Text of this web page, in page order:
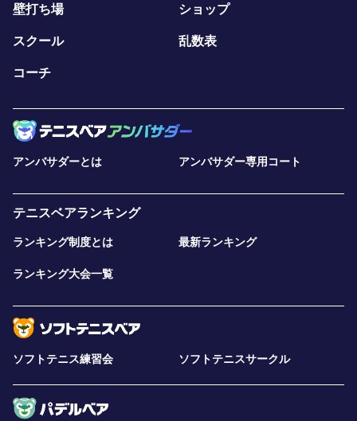
壁打ち場 ショップ
スクール 乱数表
コーチ
アンバサダーとは アンバサダー専用コート
テニスベアランキング
ランキング制度とは 最新ランキング
ランキング大会一覧
ソフトテニス練習会 ソフトテニスサークル